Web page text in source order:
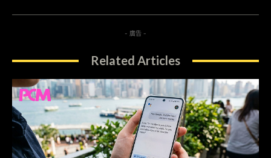
- 廣告 -
Related Articles